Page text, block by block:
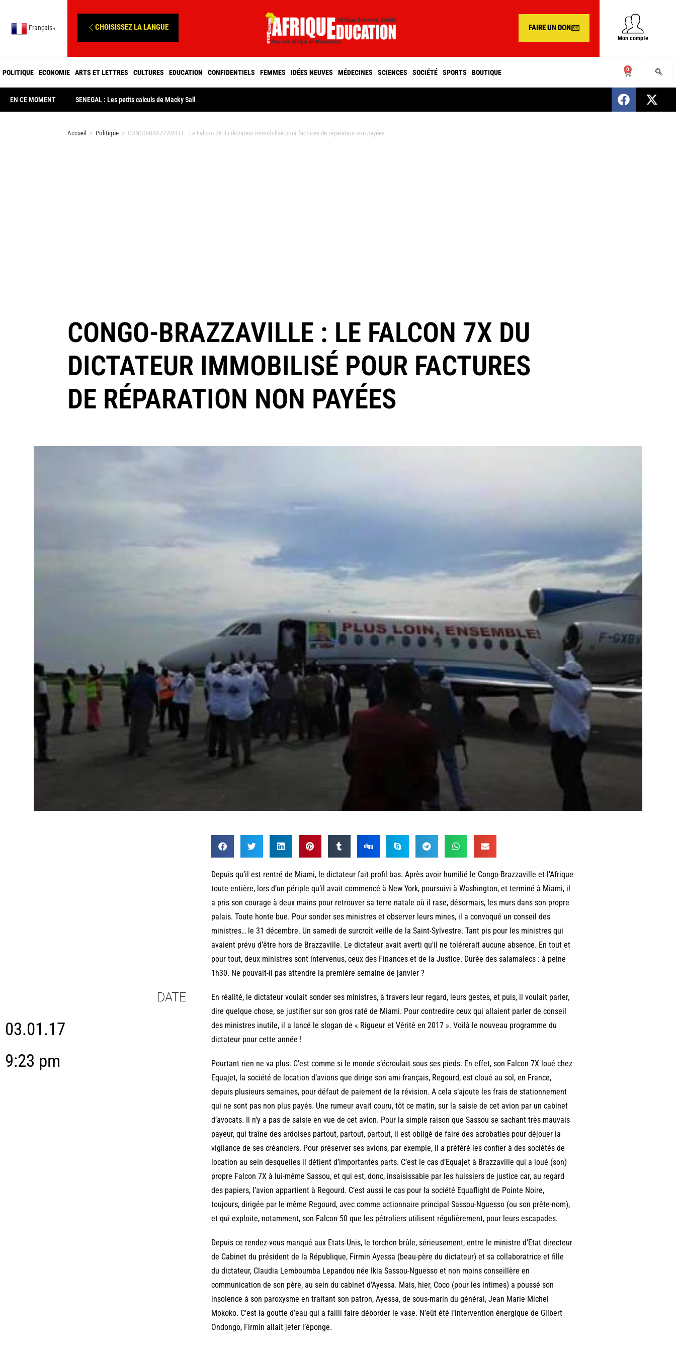
Français ▼ CHOISISSEZ LA LANGUE FAIRE UN DON
Mon compte
POLITIQUE ECONOMIE ARTS ET LETTRES CULTURES EDUCATION CONFIDENTIELS FEMMES IDÉES NEUVES MÉDECINES SCIENCES SOCIÉTÉ SPORTS BOUTIQUE 0
EN CE MOMENT SENEGAL : Les petits calculs de Macky Sall SENEGAL : Nomination d’un nouveau
Accueil > Politique > CONGO-BRAZZAVILLE : Le Falcon 7X du dictateur immobilisé pour factures de réparation non payées
CONGO-BRAZZAVILLE : LE FALCON 7X DU
DICTATEUR IMMOBILISÉ POUR FACTURES
DE RÉPARATION NON PAYÉES
DATE
03.01.17
9:23 pm
Depuis qu’il est rentré de Miami, le dictateur fait profil bas. Après avoir humilié le Congo-Brazzaville et l’Afrique
toute entière, lors d’un périple qu’il avait commencé à New York, poursuivi à Washington, et terminé à Miami, il
a pris son courage à deux mains pour retrouver sa terre natale où il rase, désormais, les murs dans son propre
palais. Toute honte bue. Pour sonder ses ministres et observer leurs mines, il a convoqué un conseil des
ministres… le 31 décembre. Un samedi de surcroît veille de la Saint-Sylvestre. Tant pis pour les ministres qui
avaient prévu d’être hors de Brazzaville. Le dictateur avait averti qu’il ne tolérerait aucune absence. En tout et
pour tout, deux ministres sont intervenus, ceux des Finances et de la Justice. Durée des salamalecs : à peine
1h30. Ne pouvait-il pas attendre la première semaine de janvier ?
En réalité, le dictateur voulait sonder ses ministres, à travers leur regard, leurs gestes, et puis, il voulait parler,
dire quelque chose, se justifier sur son gros raté de Miami. Pour contredire ceux qui allaient parler de conseil
des ministres inutile, il a lancé le slogan de « Rigueur et Vérité en 2017 ». Voilà le nouveau programme du
dictateur pour cette année !
Pourtant rien ne va plus. C’est comme si le monde s’écroulait sous ses pieds. En effet, son Falcon 7X loué chez
Equajet, la société de location d’avions que dirige son ami français, Regourd, est cloué au sol, en France,
depuis plusieurs semaines, pour défaut de paiement de la révision. A cela s’ajoute les frais de stationnement
qui ne sont pas non plus payés. Une rumeur avait couru, tôt ce matin, sur la saisie de cet avion par un cabinet
d’avocats. Il n’y a pas de saisie en vue de cet avion. Pour la simple raison que Sassou se sachant très mauvais
payeur, qui traîne des ardoises partout, partout, partout, il est obligé de faire des acrobaties pour déjouer la
vigilance de ses créanciers. Pour préserver ses avions, par exemple, il a préféré les confier à des sociétés de
location au sein desquelles il détient d’importantes parts. C’est le cas d’Equajet à Brazzaville qui a loué (son)
propre Falcon 7X à lui-même Sassou, et qui est, donc, insaisissable par les huissiers de justice car, au regard
des papiers, l’avion appartient à Regourd. C’est aussi le cas pour la société Equaflight de Pointe Noire,
toujours, dirigée par le même Regourd, avec comme actionnaire principal Sassou-Nguesso (ou son prête-nom),
et qui exploite, notamment, son Falcon 50 que les pétroliers utilisent régulièrement, pour leurs escapades.
Depuis ce rendez-vous manqué aux Etats-Unis, le torchon brûle, sérieusement, entre le ministre d’Etat directeur
de Cabinet du président de la République, Firmin Ayessa (beau-père du dictateur) et sa collaboratrice et fille
du dictateur, Claudia Lemboumba Lepandou née Ikia Sassou-Nguesso et non moins conseillère en
communication de son père, au sein du cabinet d’Ayessa. Mais, hier, Coco (pour les intimes) a poussé son
insolence à son paroxysme en traitant son patron, Ayessa, de sous-marin du général, Jean Marie Michel
Mokoko. C’est la goutte d’eau qui a failli faire déborder le vase. N’eût été l’intervention énergique de Gilbert
Ondongo, Firmin allait jeter l’éponge.